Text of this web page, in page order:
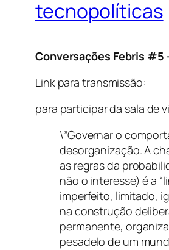
tecnopolíticas
Conversações Febris #5
Link para transmissão:
para participar da sala de
\”Governar o
desorganização. A
as regras da
não o interesse) é a
imperfeito, limitado,
na construção
permanente,
pesadelo de um